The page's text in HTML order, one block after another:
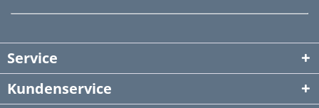
Service
Kundenservice